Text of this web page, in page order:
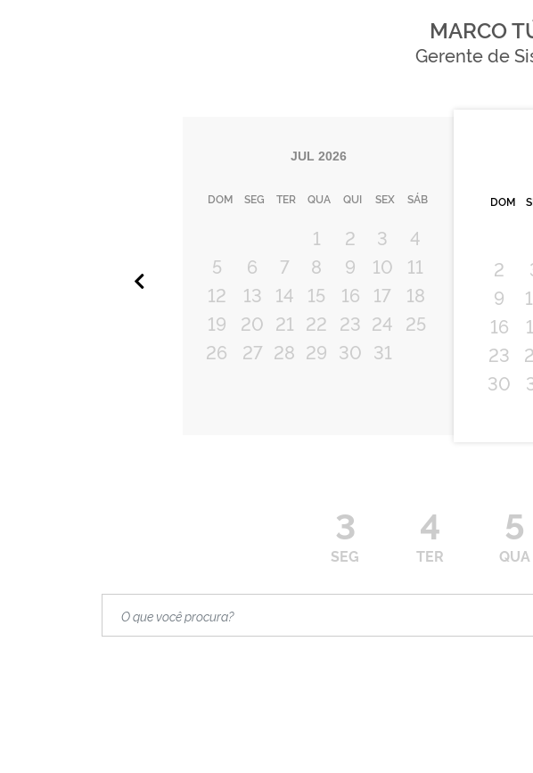
MARCO
Gerente de
JUL 2026
DOM SEG TER QUA QUI SEX SÁB
1 2 3
4
5
6 7 8 9 10
11
12
13 14 15 16 17
18
19
20 21 22 23 24 25
26
27 28 29 30 31
DOM
2
9
16
23
30
3
SEG
4
TER
5
QUA